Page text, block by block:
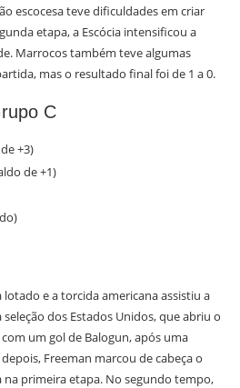
escocesa teve dificuldades em criar
etapa, a Escócia intensificou a
Marrocos também teve algumas
mas o resultado final foi de 1 a 0.
C
+3)
de +1)
lotado e a torcida americana assistiu a
dos Estados Unidos, que abriu o
um gol de Balogun, após uma
Freeman marcou de cabeça o
primeira etapa. No segundo tempo,